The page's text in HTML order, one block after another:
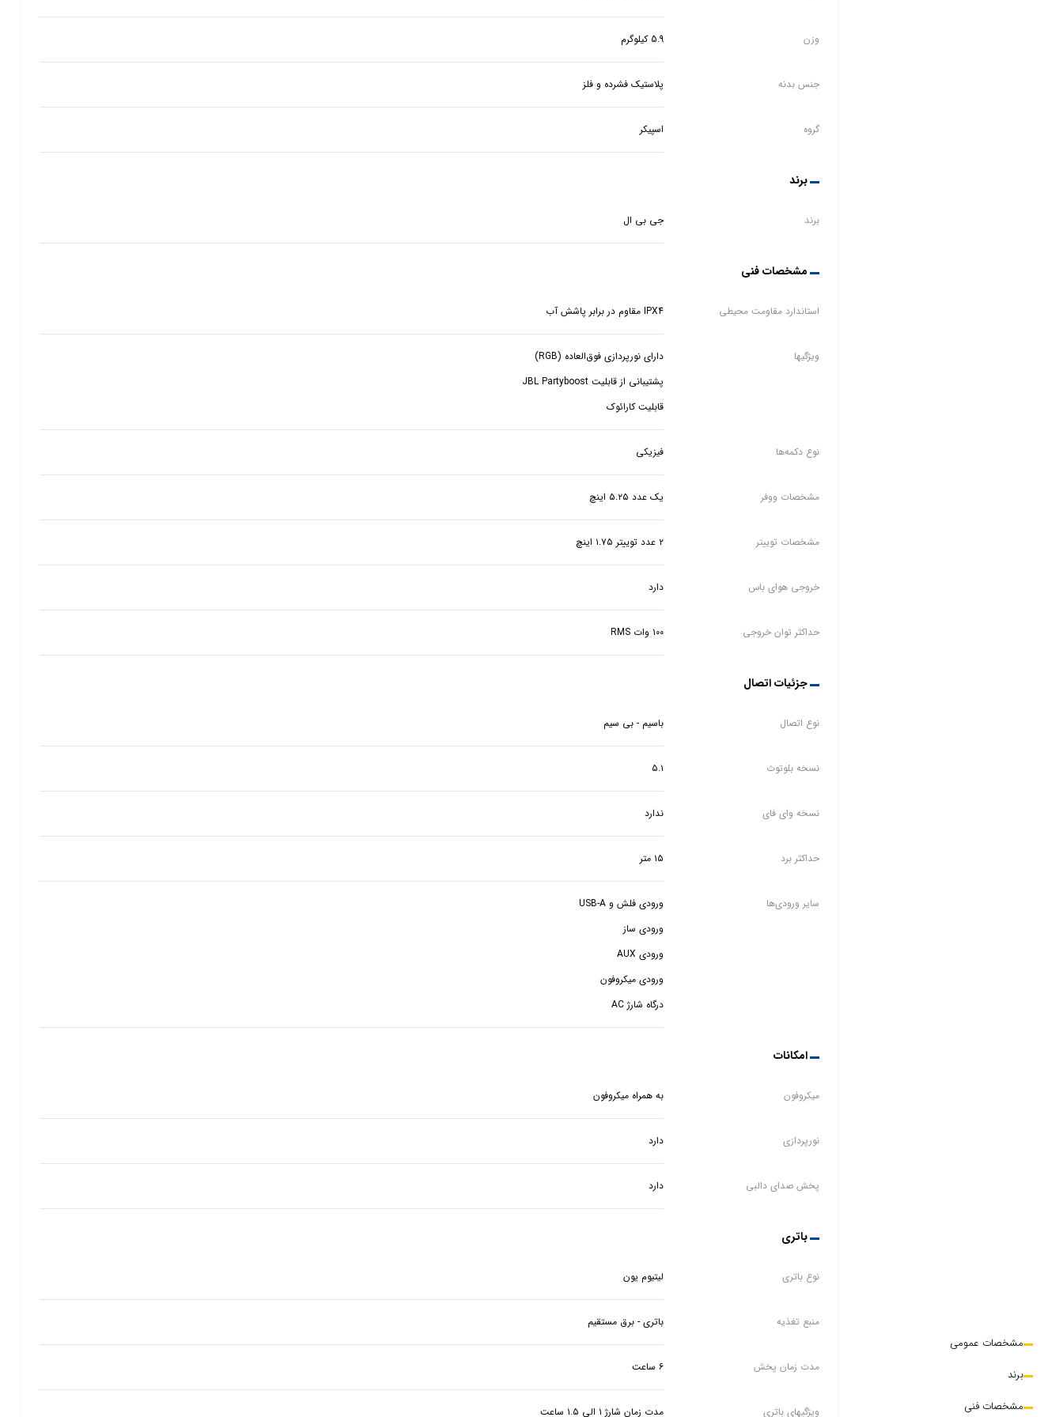
مشخصات عمومی
برند
مشخصات فنی
وزن 5.9 کیلوگرم
جنس بدنه پلاستیک فشرده و فلز
گروه اسپیکر
برند
برند جی بی ال
مشخصات فنی
استاندارد مقاومت محیطی IPX4 مقاوم در برابر پاشش آب
ویژگیها
قابلیت کارائوک
نوع دکمه‌ها فیزیکی
مشخصات ووفر یک عدد ۵.۲۵ اینچ
مشخصات توییتر ۲ عدد توییتر ۱.۷۵ اینچ
خروجی هوای باس دارد
حداکثر توان خروجی ۱۰۰ وات RMS
جزئیات اتصال
نوع اتصال باسیم - بی سیم
نسخه بلوتوث ۵.۱
نسخه وای فای ندارد
حداکثر برد ۱۵ متر
سایر ورودی‌ها
درگاه شارژ AC
امکانات
میکروفون به همراه میکروفون
نورپردازی دارد
پخش صدای دالبی دارد
باتری
نوع باتری لیتیوم یون
منبع تغذیه باتری - برق مستقیم
مدت زمان پخش ۶ ساعت
ویژگیهای باتری مدت زمان شارژ ۱ الی ۱.۵ ساعت